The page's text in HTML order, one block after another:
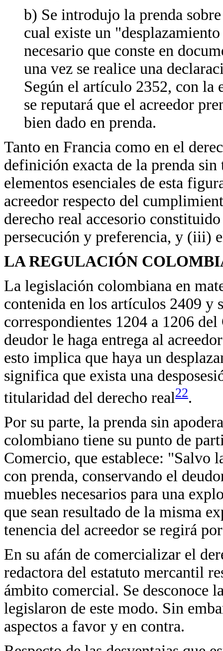
b) Se introdujo la prenda
cual existe un
necesario que conste en
una vez se realice una
Según el artículo 2352, con la
se reputará que el acreedor
bien dado en prenda.
Tanto en Francia como en el
definición exacta de la prenda
elementos esenciales de esta
acreedor respecto del
derecho real accesorio
persecución y preferencia, y (iii)
LA REGULACIÓN
La legislación colombiana en
contenida en los artículos 2409
correspondientes 1204 a 1206
deudor le haga entrega al
esto implica que haya un
significa que exista una
titularidad del derecho real22.
Por su parte, la prenda sin
colombiano tiene su punto de
Comercio, que establece: "Salvo
con prenda, conservando el
muebles necesarios para una
que sean resultado de la misma
tenencia del acreedor se regirá
En su afán de comercializar el
redactora del estatuto mercantil
ámbito comercial. Se desconoce
legislaron de este modo. Sin
aspectos a favor y en contra.